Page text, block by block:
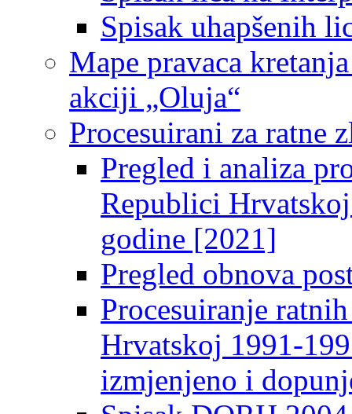
Spisak uhapšenih
Mape pravaca
akciji „Oluja“
Procesuirani za ratne
Pregled i analiza
Republici
godine [2021]
Pregled obnova
Procesuiranje
Hrvatskoj 1991-
izmjenjeno i